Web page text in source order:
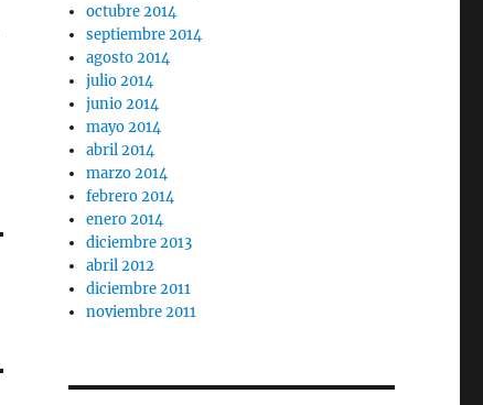
octubre 2014
septiembre 2014
agosto 2014
julio 2014
junio 2014
mayo 2014
abril 2014
marzo 2014
febrero 2014
enero 2014
diciembre 2013
abril 2012
diciembre 2011
noviembre 2011